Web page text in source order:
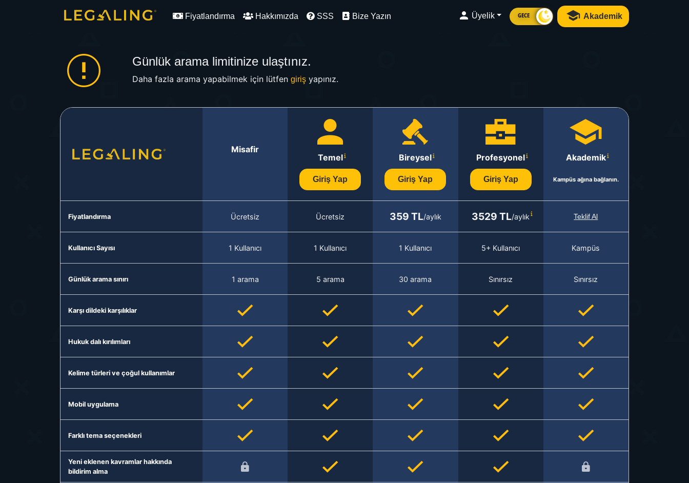
Fiyatlandırma Hakkımızda SSS Bize Yazın Üyelik GECE Akademik
Günlük arama limitinize ulaştınız.
Daha fazla arama yapabilmek için lütfen girişyapınız.
Misafir
Temel
Giriş Yap
Bireysel
Giriş Yap
Profesyonel
Giriş Yap
Akademik
Kampüs ağına bağlanın.
Fiyatlandırma Ücretsiz Ücretsiz 359 TL/aylık 3529 TL/aylık Teklif Al
Kullanıcı Sayısı 1 Kullanıcı 1 Kullanıcı 1 Kullanıcı 5+ Kullanıcı Kampüs
Günlük arama sınırı 1 arama 5 arama 30 arama Sınırsız Sınırsız
Karşı dildeki karşılıklar
Hukuk dalı kırılımları
Kelime türleri ve çoğul kullanımlar
Mobil uygulama
Farklı tema seçenekleri
Yeni eklenen kavramlar hakkında
bildirim alma